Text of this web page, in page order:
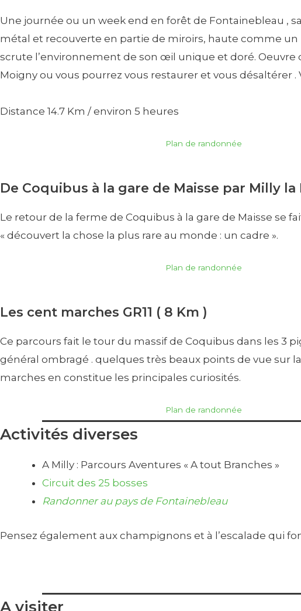
Une journée ou un week end en forêt de Fontainebleau ,
métal et recouverte en partie de miroirs, haute comme
scrute l’environnement de son œil unique et doré. Oeuvre
Moigny ou vous pourrez vous restaurer et vous désaltérer
Distance 14.7 Km / environ 5 heures
Plan de randonnée
De Coquibus à la gare de Maisse par Milly la
Le retour de la ferme de Coquibus à la gare de Maisse se
« découvert la chose la plus rare au monde : un cadre ».
Plan de randonnée
Les cent marches GR11 ( 8 Km )
Ce parcours fait le tour du massif de Coquibus dans les 3
général ombragé . quelques très beaux points de vue sur
marches en constitue les principales curiosités.
Plan de randonnée
Activités diverses
A Milly : Parcours Aventures « A tout Branches »
Circuit des 25 bosses
Randonner au pays de Fontainebleau
Pensez également aux champignons et à l’escalade qui
A visiter